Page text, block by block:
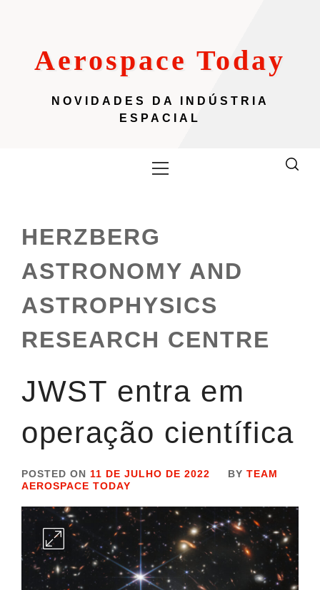
Aerospace Today
NOVIDADES DA INDÚSTRIA
ESPACIAL
Menu
HERZBERG
ASTRONOMY AND
ASTROPHYSICS
RESEARCH CENTRE
JWST entra em
operação científica
POSTED ON 11 DE JULHO DE 2022 BY TEAM
AEROSPACE TODAY